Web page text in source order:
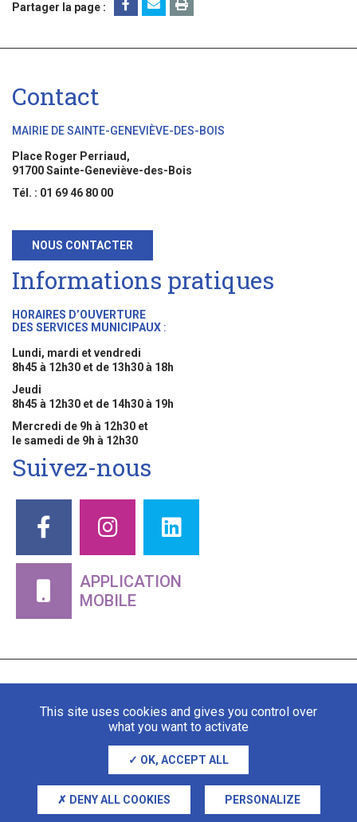
Partager la page :
Contact
MAIRIE DE SAINTE-GENEVIÈVE-DES-BOIS
Place Roger Perriaud,
91700 Sainte-Geneviève-des-Bois
Tél. : 01 69 46 80 00
NOUS CONTACTER
Informations pratiques
HORAIRES D’OUVERTURE
DES SERVICES MUNICIPAUX :
Lundi, mardi et vendredi
8h45 à 12h30 et de 13h30 à 18h
Jeudi
8h45 à 12h30 et de 14h30 à 19h
Mercredi de 9h à 12h30 et
le samedi de 9h à 12h30
Suivez-nous
APPLICATION
MOBILE
Mentions légales Gestion des cookies
Adipso, agence web et mobile à
This site uses cookies and gives you control over
what you want to activate
OK, ACCEPT ALL
DENY ALL COOKIES PERSONALIZE